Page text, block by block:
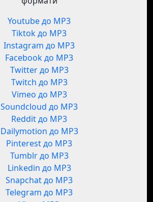
Youtube до MP3
Tiktok до MP3
Instagram до MP3
Facebook до MP3
Twitter до MP3
Twitch до MP3
Vimeo до MP3
Soundcloud до MP3
Reddit до MP3
Dailymotion до MP3
Pinterest до MP3
Tumblr до MP3
Linkedin до MP3
Snapchat до MP3
Telegram до MP3